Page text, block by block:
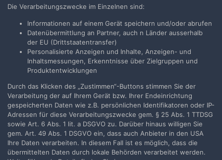
Benutzerkonto erstellen
Neues Benutzerkonto für unsere Community erstellen. Es
ist einfach!
Neues Benutzerkonto erstellen
Anmelden
Du hast bereits ein Benutzerkonto? Melde Dich hier an.
Jetzt anmelden
Die Verarbeitungszwecke im Einzelnen sind:
Informationen auf einem Gerät speichern und/oder abrufen
Datenübermittlung an Partner, auch n Länder ausserhalb
der EU (Drittstaatentransfer)
Personalisierte Anzeigen und Inhalte, Anzeigen- und
Inhaltsmessungen, Erkenntnisse über Zielgruppen und
Produktentwicklungen
Durch das Klicken des „Zustimmen“-Buttons stimmen Sie der
Verarbeitung der auf Ihrem Gerät bzw. Ihrer Endeinrichtung
gespeicherten Daten wie z.B. persönlichen Identifikatoren oder IP-
Adressen für diese Verarbeitungszwecke gem. § 25 Abs. 1 TTDSG
sowie Art. 6 Abs. 1 lit. a DSGVO zu. Darüber hinaus willigen Sie
gem. Art. 49 Abs. 1 DSGVO ein, dass auch Anbieter in den USA
Ihre Daten verarbeiten. In diesem Fall ist es möglich, dass die
übermittelten Daten durch lokale Behörden verarbeitet werden.